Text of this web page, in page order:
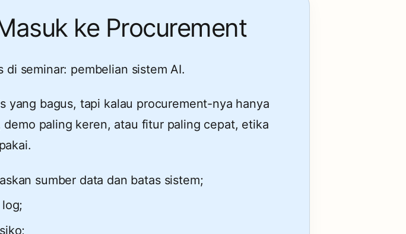
ke Procurement
di seminar: pembelian sistem AI.
yang bagus, tapi kalau procurement-nya hanya
paling keren, atau fitur paling cepat, etika
sumber data dan batas sistem;